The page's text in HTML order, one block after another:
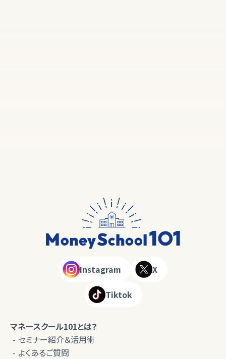
Instagram X
Tiktok
マネースクール101とは？
セミナー紹介＆活用術
よくあるご質問